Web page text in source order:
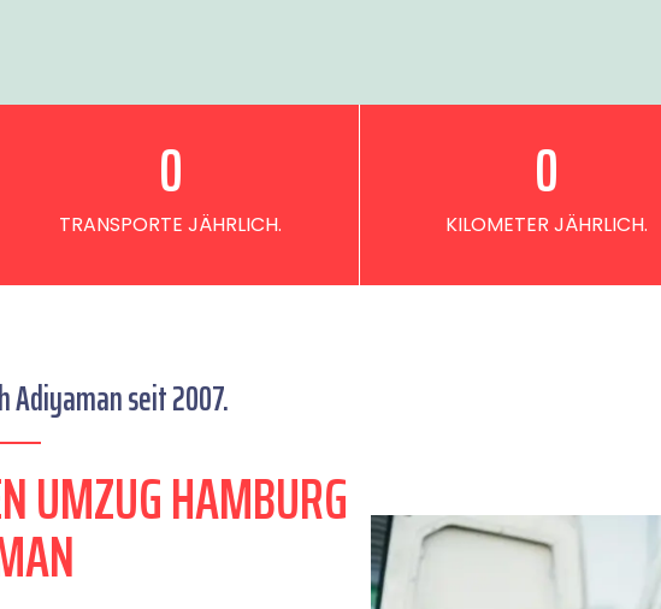
TRANSPORTE JÄHRLICH.
0
KILOMETER JÄHRLICH.
0
Adiyaman seit 2007.
UMZUG HAMBURG